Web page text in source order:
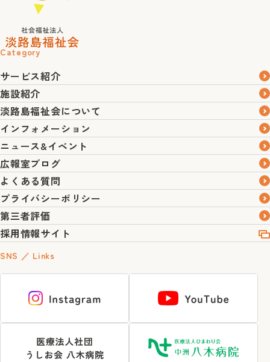
Category
サービス紹介
施設紹介
淡路島福祉会について
インフォメーション
ニュース&イベント
広報室ブログ
よくある質問
プライバシーポリシー
第三者評価
採用情報サイト
SNS ／ Links